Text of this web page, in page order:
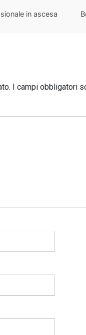
in ascesa
I campi obbligatori